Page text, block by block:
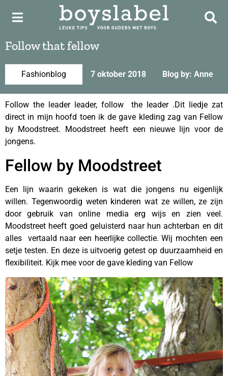
Follow that fellow
Fashionblog 7 oktober 2018 Blog by: Anne
Follow the leader leader, follow the leader .Dit liedje zat
direct in mijn hoofd toen ik de gave kleding zag van Fellow
by Moodstreet. Moodstreet heeft een nieuwe lijn voor de
jongens.
Fellow by Moodstreet
Een lijn waarin gekeken is wat die jongens nu eigenlijk
willen. Tegenwoordig weten kinderen wat ze willen, ze zijn
door gebruik van online media erg wijs en zien veel.
Moodstreet heeft goed geluisterd naar hun achterban en dit
alles vertaald naar een heerlijke collectie. Wij mochten een
setje testen. En deze is uitvoerig getest op duurzaamheid en
flexibiliteit. Kijk mee voor de gave kleding van Fellow